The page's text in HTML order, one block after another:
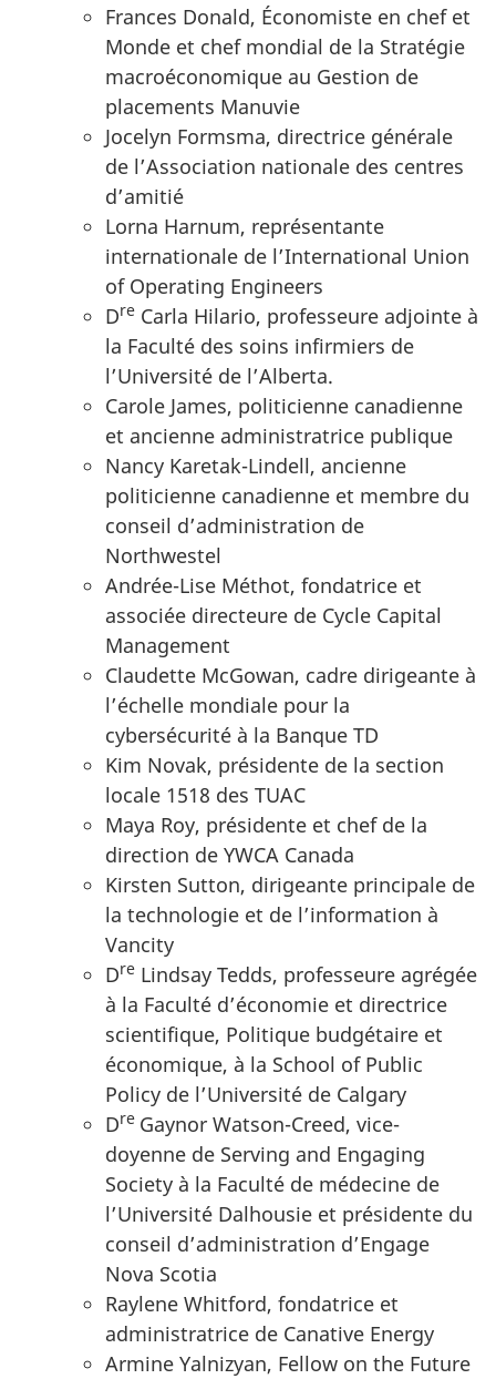
Frances Donald, Économiste en chef et
Monde et chef mondial de la Stratégie
macroéconomique au Gestion de
placements Manuvie
Jocelyn Formsma, directrice générale
de l’Association nationale des centres
d’amitié
Lorna Harnum, représentante
internationale de l’International Union
of Operating Engineers
Dre Carla Hilario, professeure adjointe à
la Faculté des soins infirmiers de
l’Université de l’Alberta.
Carole James, politicienne canadienne
et ancienne administratrice publique
Nancy Karetak-Lindell, ancienne
politicienne canadienne et membre du
conseil d’administration de
Northwestel
Andrée-Lise Méthot, fondatrice et
associée directeure de Cycle Capital
Management
Claudette McGowan, cadre dirigeante à
l’échelle mondiale pour la
cybersécurité à la Banque TD
Kim Novak, présidente de la section
locale 1518 des TUAC
Maya Roy, présidente et chef de la
direction de YWCA Canada
Kirsten Sutton, dirigeante principale de
la technologie et de l’information à
Vancity
Dre Lindsay Tedds, professeure agrégée
à la Faculté d’économie et directrice
scientifique, Politique budgétaire et
économique, à la School of Public
Policy de l’Université de Calgary
Dre Gaynor Watson-Creed, vice-
doyenne de Serving and Engaging
Society à la Faculté de médecine de
l’Université Dalhousie et présidente du
conseil d’administration d’Engage
Nova Scotia
Raylene Whitford, fondatrice et
administratrice de Canative Energy
Armine Yalnizyan, Fellow on the Future